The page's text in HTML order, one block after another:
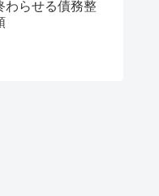
わらせる債務整